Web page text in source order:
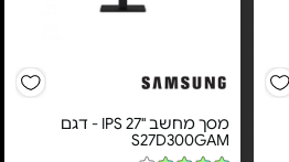
מסך מחשב "27 IPS - דגם
S27D300GAM